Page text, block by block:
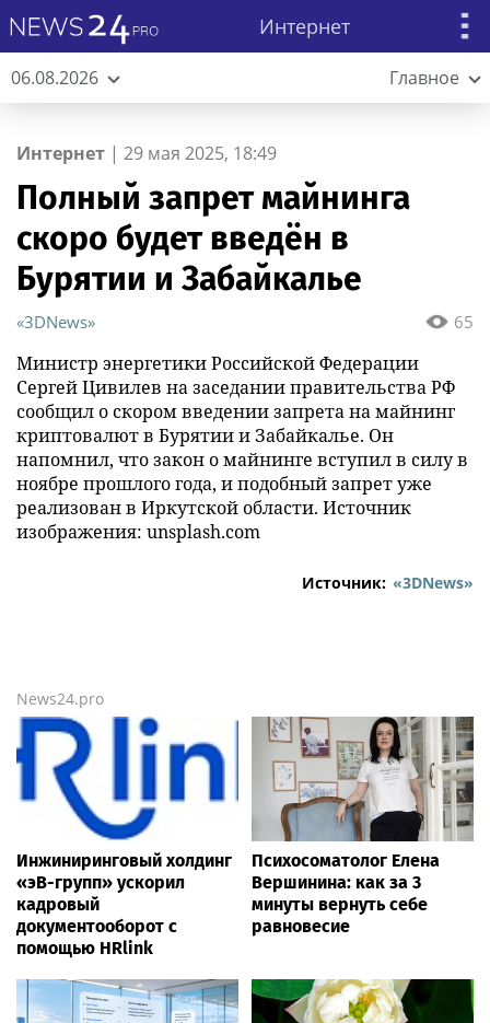
Интернет
06.08.2026 Главное
Интернет | 29 мая 2025, 18:49
Полный запрет майнинга
скоро будет введён в
Бурятии и Забайкалье
65
«3DNews»
Министр энергетики Российской Федерации
Сергей Цивилев на заседании правительства РФ
сообщил о скором введении запрета на майнинг
криптовалют в Бурятии и Забайкалье. Он
напомнил, что закон о майнинге вступил в силу в
ноябре прошлого года, и подобный запрет уже
реализован в Иркутской области. Источник
изображения: unsplash.com
Источник: «3DNews»
News24.pro
Инжиниринговый холдинг
«эВ-групп» ускорил
кадровый
документооборот с
помощью HRlink
Психосоматолог Елена
Вершинина: как за 3
минуты вернуть себе
равновесие